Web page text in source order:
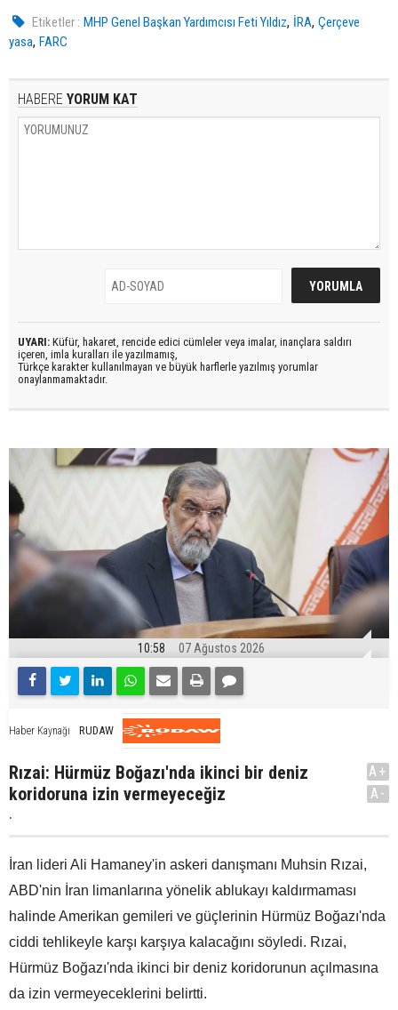
Etiketler : MHP Genel Başkan Yardımcısı Feti Yıldız, İRA,Çerçeve
yasa, FARC
HABERE YORUM KAT
UYARI: Küfür, hakaret, rencide edici cümleler veya imalar, inançlara saldırı
içeren, imla kuralları ile yazılmamış,
Türkçe karakter kullanılmayan ve büyük harflerle yazılmış yorumlar
onaylanmamaktadır.
10:58 07 Ağustos 2026
Haber Kaynağı RUDAW
Rızai: Hürmüz Boğazı'nda ikinci bir deniz
koridoruna izin vermeyeceğiz
.
A+
A-
İran lideri Ali Hamaney'in askeri danışmanı Muhsin Rızai,
ABD'nin İran limanlarına yönelik ablukayı kaldırmaması
halinde Amerikan gemileri ve güçlerinin Hürmüz Boğazı'nda
ciddi tehlikeyle karşı karşıya kalacağını söyledi. Rızai,
Hürmüz Boğazı'nda ikinci bir deniz koridorunun açılmasına
da izin vermeyeceklerini belirtti.